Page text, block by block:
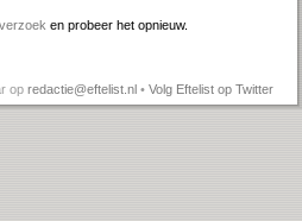
en probeer het opnieuw.
op redactie@eftelist.nl • Volg Eftelist op Twitter